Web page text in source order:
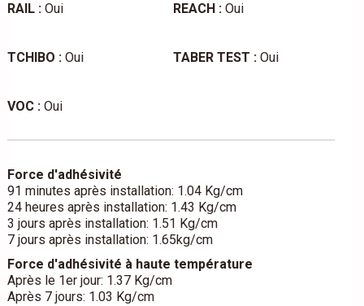
RAIL :Oui REACH : Oui
TCHIBO :Oui TABER TEST : Oui
VOC :Oui
Force d'adhésivité
91 minutes après installation: 1.04 Kg/cm
24 heures après installation: 1.43 Kg/cm
3 jours après installation: 1.51 Kg/cm
7 jours après installation: 1.65kg/cm
Force d'adhésivité à haute température
Après le 1er jour: 1.37 Kg/cm
Après 7 jours: 1.03 Kg/cm